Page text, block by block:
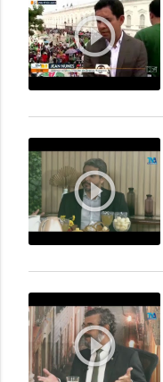
play_circle_outline
play_circle_outline
play_circle_outline